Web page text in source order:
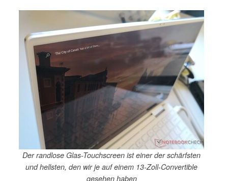
Der randlose Glas-Touchscreen ist einer der schärfsten
und hellsten, den wir je auf einem 13-Zoll-Convertible
gesehen haben